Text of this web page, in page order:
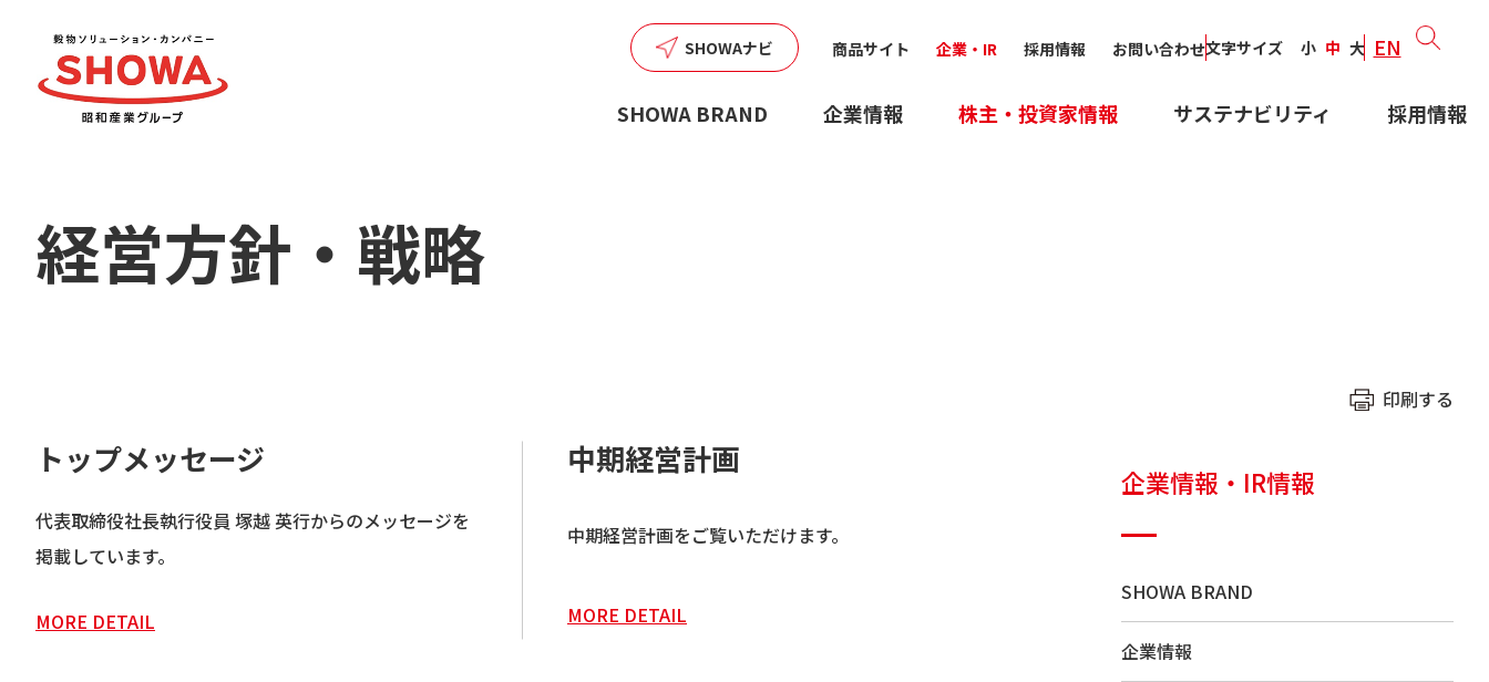
SHOWAナビ 商品サイト 企業・IR 採用情報 お問い合わせ文字サイズ 小 中 大 EN
SHOWA BRAND 企業情報 株主・投資家情報 サステナビリティ 採用情報
経営方針・戦略
印刷する
トップメッセージ
代表取締役社長執行役員 塚越 英行からのメッセージを
掲載しています。
MORE DETAIL
中期経営計画
中期経営計画をご覧いただけます。
MORE DETAIL
企業情報・IR情報
SHOWA BRAND
企業情報